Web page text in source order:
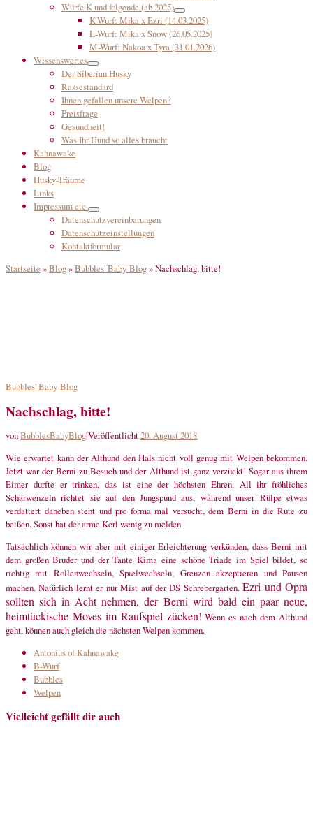
Würfe K und folgende (ab 2025)
K-Wurf: Mika x Ezri (14.03.2025)
L-Wurf: Mika x Snow (26.05.2025)
M-Wurf: Nakoa x Tyra (31.01.2026)
Wissenswertes
Der Siberian Husky
Rassestandard
Ihnen gefallen unsere Welpen?
Preisfrage
Gesundheit!
Was Ihr Hund so alles braucht
Kahnawake
Blog
Husky-Träume
Links
Impressum etc.
Datenschutzvereinbarungen
Datenschutzeinstellungen
Kontaktformular
Startseite »Blog»Bubbles' Baby-Blog»Nachschlag, bitte!
Bubbles' Baby-Blog
Nachschlag, bitte!
vonBubblesBabyBlog|Veröffentlicht20. August 2018
Wie erwartet kann der Althund den Hals nicht voll genug mit Welpen bekommen.
Jetzt war der Berni zu Besuch und der Althund ist ganz verzückt! Sogar aus ihrem
Eimer durfte er trinken, das ist eine der höchsten Ehren. All ihr fröhliches
Scharwenzeln richtet sie auf den Jungspund aus, während unser Rülpe etwas
verdattert daneben steht und pro forma mal versucht, dem Berni in die Rute zu
beißen. Sonst hat der arme Kerl wenig zu melden.
Tatsächlich können wir aber mit einiger Erleichterung verkünden, dass Berni mit
dem großen Bruder und der Tante Kima eine schöne Triade im Spiel bildet, so
richtig mit Rollenwechseln, Spielwechseln, Grenzen akzeptieren und Pausen
machen. Natürlich lernt er nur Mist auf der DS Schrebergarten.Ezri und Opra
sollten sich in Acht nehmen, der Berni wird bald ein paar neue,
heimtückische Moves im Raufspiel zücken! Wenn es nach dem Althund
geht, können auch gleich die nächsten Welpen kommen.
Antonius of Kahnawake
B-Wurf
Bubbles
Welpen
Vielleicht gefällt dir auch